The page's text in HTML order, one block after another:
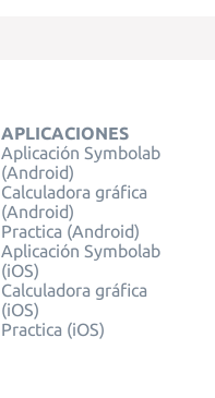
APLICACIONES
Aplicación Symbolab
(Android)
Calculadora gráfica
(Android)
Practica (Android)
Aplicación Symbolab
(iOS)
Calculadora gráfica
(iOS)
Practica (iOS)